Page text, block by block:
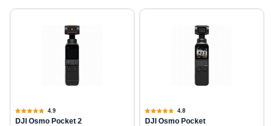
価格・往復
送料無料で
レンタル !
4.9
DJI Osmo Pocket 2
4.8
DJI Osmo Pocket